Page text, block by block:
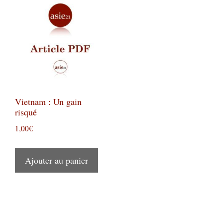
Vietnam : Un gain
risqué
1,00€
Ajouter au panier